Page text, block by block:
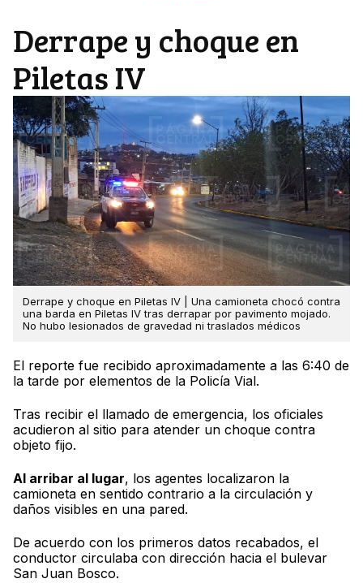
Derrape y choque en
Piletas IV
Derrape y choque en Piletas IV | Una camioneta chocó contra
una barda en Piletas IV tras derrapar por pavimento mojado.
No hubo lesionados de gravedad ni traslados médicos
El reporte fue recibido aproximadamente a las 6:40 de
la tarde por elementos de la Policía Vial.
Tras recibir el llamado de emergencia, los oficiales
acudieron al sitio para atender un choque contra
objeto fijo.
Al arribar al lugar, los agentes localizaron la
camioneta en sentido contrario a la circulación y
daños visibles en una pared.
De acuerdo con los primeros datos recabados, el
conductor circulaba con dirección hacia el bulevar
San Juan Bosco.